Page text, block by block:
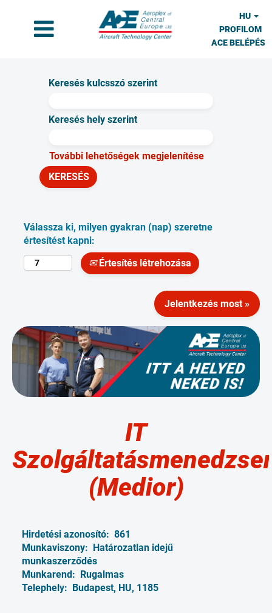
HU
PROFILOM
ACE BELÉPÉS
Keresés kulcsszó szerint
Keresés hely szerint
További lehetőségek megjelenítése
Válassza ki, milyen gyakran (nap) szeretne
értesítést kapni:
Értesítés létrehozása
Jelentkezés most »
IT
Szolgáltatásmenedzser
(Medior)
Hirdetési azonosító: 861
Munkaviszony: Határozatlan idejű
munkaszerződés
Munkarend: Rugalmas
Telephely: Budapest, HU, 1185